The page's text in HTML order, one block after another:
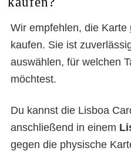
Unsere
Wir empfehlen, die Karte
kaufen. Sie ist
auswählen, für welchen
möchtest.
Du kannst die Lisboa
anschließend in einem
gegen die physische